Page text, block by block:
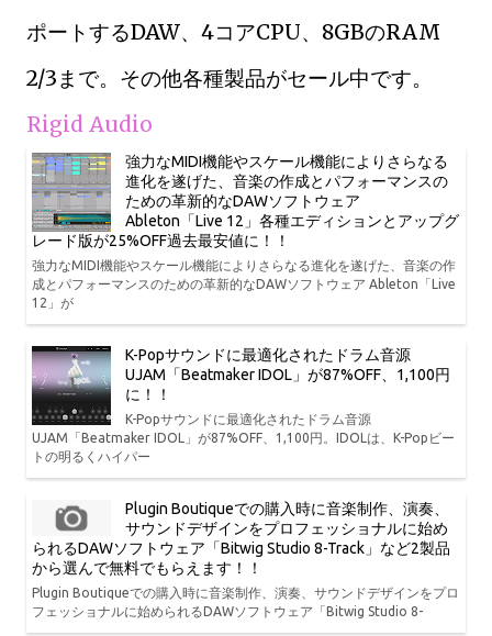
ポートするDAW、4コアCPU、8GBのRAM
2/3まで。その他各種製品がセール中です。
Rigid Audio
強力なMIDI機能やスケール機能によりさらなる
進化を遂げた、音楽の作成とパフォーマンスの
ための革新的なDAWソフトウェア
Ableton「Live 12」各種エディションとアップグ
レード版が25%OFF過去最安値に！！
強力なMIDI機能やスケール機能によりさらなる進化を遂げた、音楽の作
成とパフォーマンスのための革新的なDAWソフトウェア Ableton「Live
12」が
K-Popサウンドに最適化されたドラム音源
UJAM「Beatmaker IDOL」が87%OFF、1,100円
に！！
K-Popサウンドに最適化されたドラム音源
UJAM「Beatmaker IDOL」が87%OFF、1,100円。IDOLは、K-Popビー
トの明るくハイパー
Plugin Boutiqueでの購入時に音楽制作、演奏、
サウンドデザインをプロフェッショナルに始め
られるDAWソフトウェア「Bitwig Studio 8-Track」など2製品
から選んで無料でもらえます！！
Plugin Boutiqueでの購入時に音楽制作、演奏、サウンドデザインをプロ
フェッショナルに始められるDAWソフトウェア「Bitwig Studio 8-